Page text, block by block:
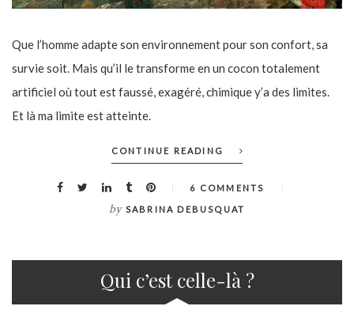
Que l’homme adapte son environnement pour son confort, sa
survie soit. Mais qu’il le transforme en un cocon totalement
artificiel où tout est faussé, exagéré, chimique y’a des limites.
Et là ma limite est atteinte.
CONTINUE READING
6 COMMENTS
by SABRINA DEBUSQUAT
Qui c’est celle-là ?